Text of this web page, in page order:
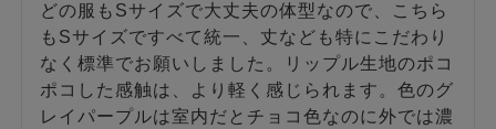
どの服もSサイズで大丈夫の体型なので、こちら
もSサイズですべて統一、丈なども特にこだわり
なく標準でお願いしました。リップル生地のポコ
ポコした感触は、より軽く感じられます。色のグ
レイパープルは室内だとチョコ色なのに外では濃